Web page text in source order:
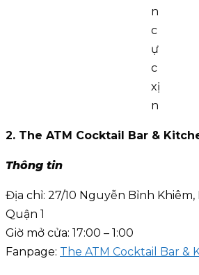
n
c
ự
c
xị
n
2. The ATM Cocktail Bar &
Thông tin
Địa chỉ: 27/10 Nguyễn Bỉnh
Quận 1
Giờ mở cửa: 17:00 – 1:00
Fanpage: The ATM Cocktail Bar &